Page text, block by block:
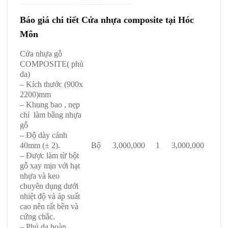
Báo giá chi tiết Cửa nhựa composite tại Hóc
Môn
Cửa nhựa gỗ
COMPOSITE( phủ
da)
– Kích thước (900x
2200)mm
– Khung bao , nẹp
chỉ làm bằng nhựa
gỗ
– Độ dày cánh
40mm (± 2).
– Được làm từ bột
gỗ xay mịn với hạt
nhựa và keo
chuyên dụng dưới
nhiệt độ và áp suất
cao nên rất bền và
cứng chắc.
Bộ 3,000,000 1 3,000,000